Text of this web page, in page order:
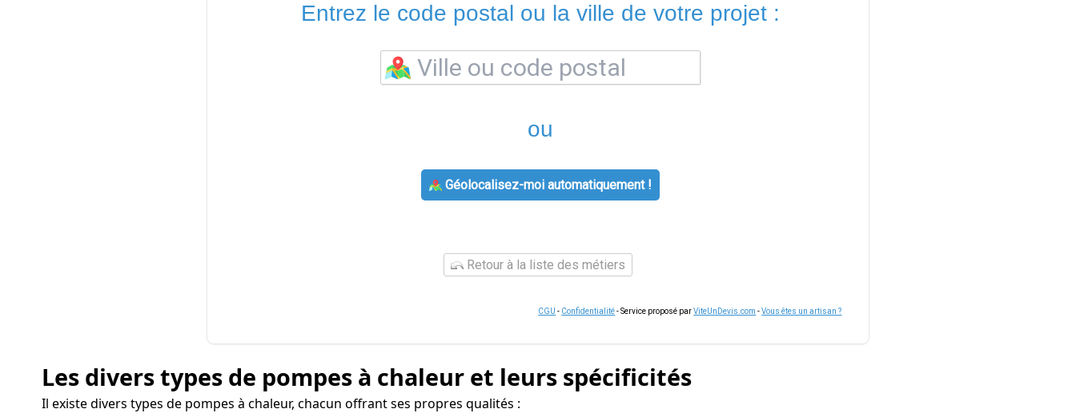
Entrez le code postal ou la ville de votre projet :
ou
Géolocalisez-moi automatiquement !
Retour à la liste des métiers
CGU - Confidentialité- Service proposé parViteUnDevis.com -Vous êtes un artisan ?
Les divers types de pompes à chaleur et leurs spécificités
Il existe divers types de pompes à chaleur, chacun offrant ses propres qualités :